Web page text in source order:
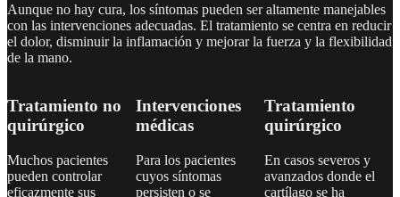
Aunque no hay cura, los síntomas pueden ser altamente manejables
con las intervenciones adecuadas. El tratamiento se centra en reducir
el dolor, disminuir la inflamación y mejorar la fuerza y la flexibilidad
de la mano.
Tratamiento no
quirúrgico
Muchos pacientes
pueden controlar
eficazmente sus
Intervenciones
médicas
Para los pacientes
cuyos síntomas
persisten o se
Tratamiento
quirúrgico
En casos severos y
avanzados donde el
cartílago se ha